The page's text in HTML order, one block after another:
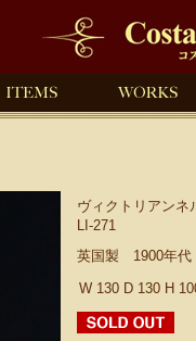
ヴィクトリアンネ
LI-271
英国製 1900年
W 130 D 130 H